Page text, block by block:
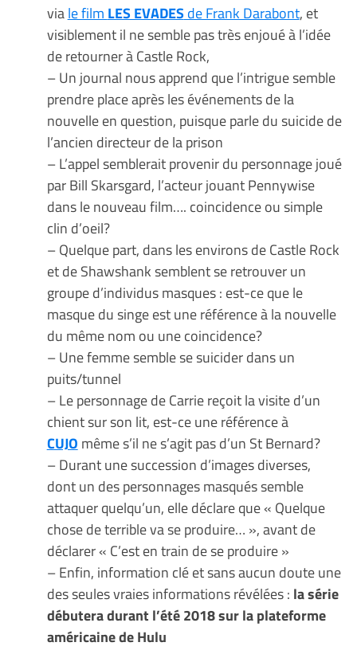
viale film LES EVADESde Frank Darabont, et
visiblement il ne semble pas très enjoué à l’idée
de retourner à Castle Rock,
– Un journal nous apprend que l’intrigue semble
prendre place après les événements de la
nouvelle en question, puisque parle du suicide de
l’ancien directeur de la prison
– L’appel semblerait provenir du personnage joué
par Bill Skarsgard, l’acteur jouant Pennywise
dans le nouveau film…. coincidence ou simple
clin d’oeil?
– Quelque part, dans les environs de Castle Rock
et de Shawshank semblent se retrouver un
groupe d’individus masques : est-ce que le
masque du singe est une référence à la nouvelle
du même nom ou une coincidence?
– Une femme semble se suicider dans un
puits/tunnel
– Le personnage de Carrie reçoit la visite d’un
chient sur son lit, est-ce une référence à
CUJO même s’il ne s’agit pas d’un St Bernard?
– Durant une succession d’images diverses,
dont un des personnages masqués semble
attaquer quelqu’un, elle déclare que « Quelque
chose de terrible va se produire… », avant de
déclarer « C’est en train de se produire »
– Enfin, information clé et sans aucun doute une
des seules vraies informations révélées : la série
débutera durant l’été 2018 sur la plateforme
américaine de Hulu